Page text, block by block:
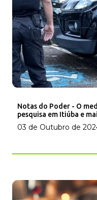
Notas do Poder - O
pesquisa em Itiúba e
03 de Outubro de